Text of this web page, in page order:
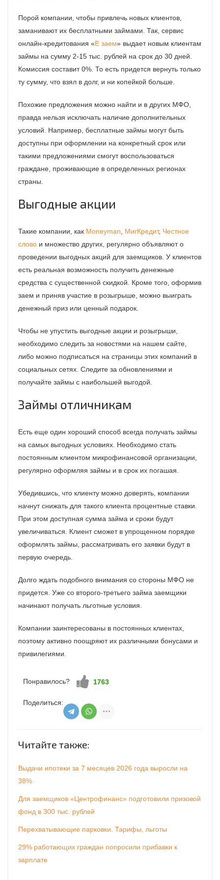
Порой компании, чтобы привлечь новых клиентов,
заманивают их бесплатными займами. Так, сервис
онлайн-кредитования «Е заем» выдает новым клиентам
займы на сумму 2-15 тыс. рублей на срок до 30 дней.
Комиссия составит 0%. То есть придется вернуть только
ту сумму, что взял в долг, и ни копейкой больше.
Похожие предложения можно найти и в других МФО,
правда нельзя исключать наличие дополнительных
условий. Например, бесплатные займы могут быть
доступны при оформлении на конкретный срок или
такими предложениями смогут воспользоваться
граждане, проживающие в определенных регионах
страны.
Выгодные акции
Такие компании, как Moneyman МигКредит, Честное
слово и множество других, регулярно объявляют о
проведении выгодных акций для заемщиков. У клиентов
есть реальная возможность получить денежные
средства с существенной скидкой. Кроме того, оформив
заем и приняв участие в розыгрыше, можно выиграть
денежный приз или ценный подарок.
Чтобы не упустить выгодные акции и розыгрыши,
необходимо следить за новостями на нашем сайте,
либо можно подписаться на страницы этих компаний в
социальных сетях. Следите за обновлениями и
получайте займы с наибольшей выгодой.
Займы отличникам
Есть еще один хороший способ всегда получать займы
на самых выгодных условиях. Необходимо стать
постоянным клиентом микрофинансовой организации,
регулярно оформляя займы и в срок их погашая.
Убедившись, что клиенту можно доверять, компании
начнут снижать для такого клиента процентные ставки.
При этом доступная сумма займа и сроки будут
увеличиваться. Клиент сможет в упрощенном порядке
оформлять займы, рассматривать его заявки будут в
первую очередь.
Долго ждать подобного внимания со стороны МФО не
придется. Уже со второго-третьего займа заемщики
начинают получать льготные условия.
Компании заинтересованы в постоянных клиентах,
поэтому активно поощряют их различными бонусами и
привилегиями.
Понравилось? Нравится!
1763
Поделиться:
Читайте также:
Выдачи ипотеки за 7 месяцев 2026 года выросли на
38%
Для заемщиков «Центрофинанс» подготовили призовой
фонд в 300 тыс. рублей
Перехватывающие парковки. Тарифы, льготы
29% работающих граждан попросили прибавки к
зарплате